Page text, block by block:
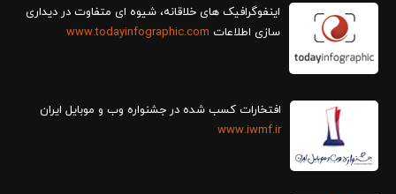
سازی اطلاعات www.todayinfographic.com
افتخارات کسب شده در جشنواره وب و موبایل ایران
www.iwmf.ir